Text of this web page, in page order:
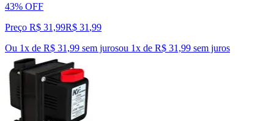
43% OFF
Preço R$ 31,99R$ 31 ,99
Ou 1x de R$ 31,99 sem jurosou 1x de R$ 31,99 sem juros